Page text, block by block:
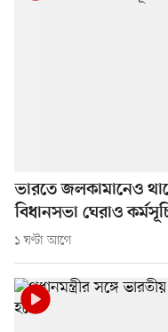
ভারতে জলকামানেও
বিধানসভা ঘেরাও
১ ঘণ্টা আগে